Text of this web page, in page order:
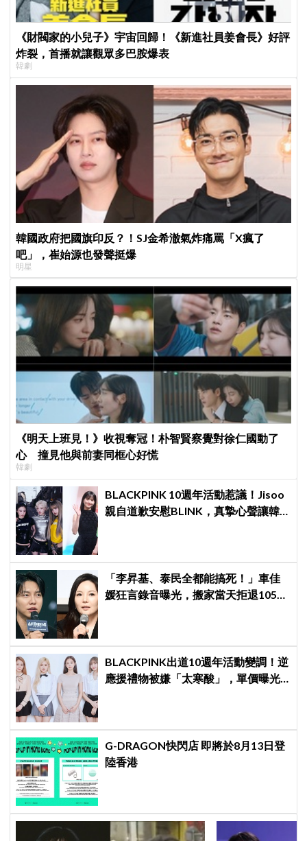
《財閥家的小兒子》宇宙回歸！《新進社員姜會長》好評
炸裂，首播就讓觀眾多巴胺爆表
韓劇
韓國政府把國旗印反？！SJ金希澈氣炸痛罵「X瘋了
吧」，崔始源也發聲挺爆
明星
《明天上班見！》收視奪冠！朴智賢察覺對徐仁國動了
心 撞見他與前妻同框心好慌
韓劇
BLACKPINK 10週年活動惹議！Jisoo
親自道歉安慰BLINK，真摯心聲讓韓
「李昇基、泰民全都能搞死！」車佳
媛狂言錄音曝光，搬家當天拒退105億
BLACKPINK出道10週年活動變調！逆
應援禮物被嫌「太寒酸」，單價曝光
G-DRAGON快閃店 即將於8月13日登
陸香港